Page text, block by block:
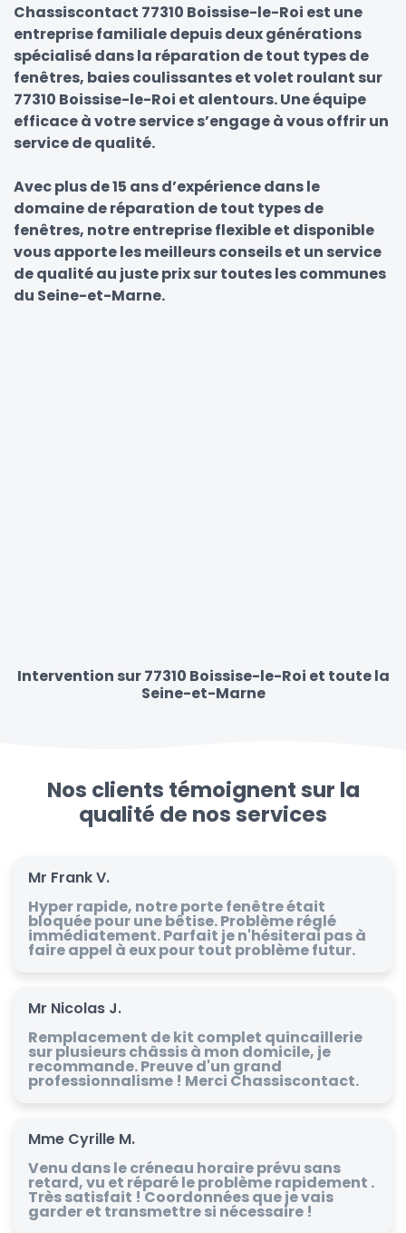
Chassiscontact 77310 Boissise-le-Roi est une
entreprise familiale depuis deux générations
spécialisé dans la réparation de tout types de
fenêtres, baies coulissantes et volet roulant sur
77310 Boissise-le-Roi et alentours. Une équipe
efficace à votre service s’engage à vous offrir un
service de qualité.
Avec plus de 15 ans d’expérience dans le
domaine de réparation de tout types de
fenêtres, notre entreprise flexible et disponible
vous apporte les meilleurs conseils et un service
de qualité au juste prix sur toutes les communes
du Seine-et-Marne.
Intervention sur 77310 Boissise-le-Roi et toute la
Seine-et-Marne
Nos clients témoignent sur la
qualité de nos services
Mr Frank V.
Hyper rapide, notre porte fenêtre était
bloquée pour une bêtise. Problème réglé
immédiatement. Parfait je n'hésiterai pas à
faire appel à eux pour tout problème futur.
Mr Nicolas J.
Remplacement de kit complet quincaillerie
sur plusieurs châssis à mon domicile, je
recommande. Preuve d'un grand
professionnalisme ! Merci Chassiscontact.
Mme Cyrille M.
Venu dans le créneau horaire prévu sans
retard, vu et réparé le problème rapidement .
Très satisfait ! Coordonnées que je vais
garder et transmettre si nécessaire !